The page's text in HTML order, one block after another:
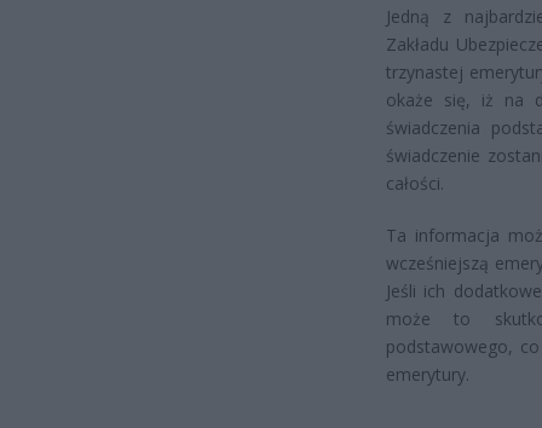
Jedną z
Zakładu
trzynastej
okaże się, iż na
świadczenia
świadczenie
całości.
Ta informacja
wcześniejszą
Jeśli ich
może to
podstawowego,
emerytury.